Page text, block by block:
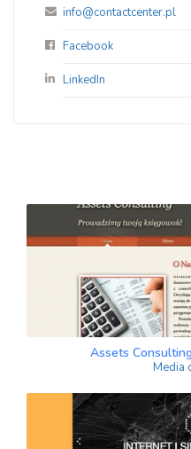
info@contactcenter.pl
Facebook
LinkedIn
Assets
Media